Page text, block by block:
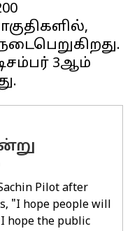
3ஆம்
Pilot after
"I hope people will
hope the public